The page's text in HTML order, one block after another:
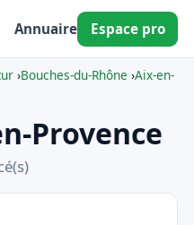
Annuaire Espace pro
›Bouches-du-Rhône ›Aix-en-
Provence